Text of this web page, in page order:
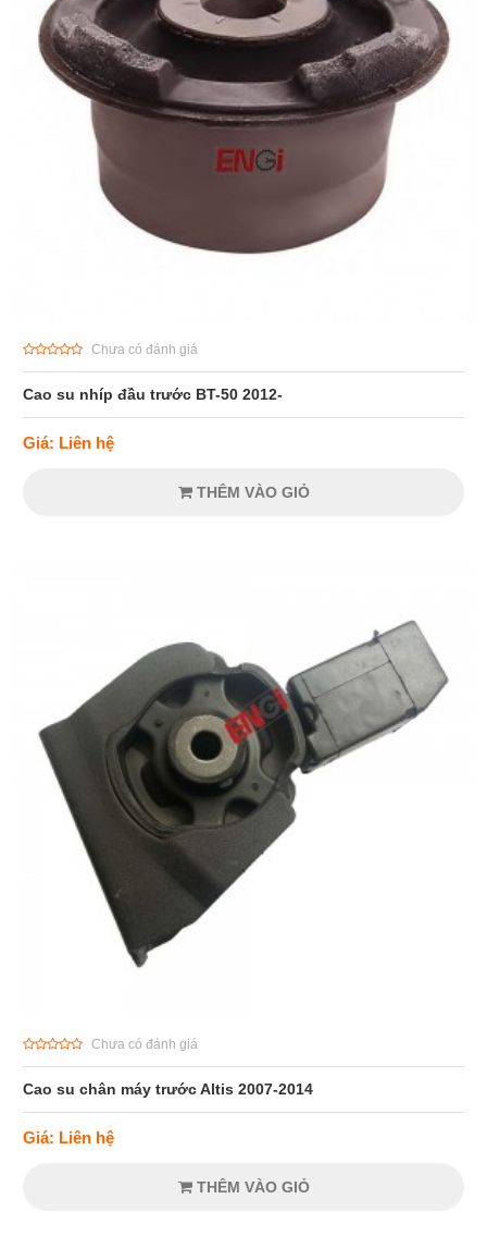
Chưa có đánh giá
Cao su nhíp đầu trước BT-50 2012-
Giá: Liên hệ
THÊM VÀO GIỎ
Chưa có đánh giá
Cao su chân máy trước Altis 2007-2014
Giá: Liên hệ
THÊM VÀO GIỎ